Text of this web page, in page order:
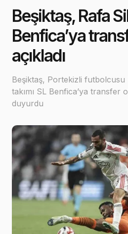
Beşiktaş, Rafa
Benfica’ya
açıkladı
Beşiktaş, Portekizli futbolcusu
takımı SL Benfica’ya
duyurdu